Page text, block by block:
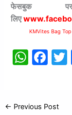
फेसबुक
लिए
KMVites Bag
W
s
F
e
← Previous Post